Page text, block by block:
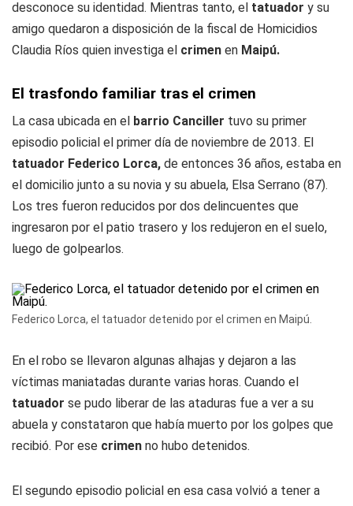
desconoce su identidad. Mientras tanto, el tatuador y su
amigo quedaron a disposición de la fiscal de Homicidios
Claudia Ríos quien investiga el crimen en Maipú.
El trasfondo familiar tras el crimen
La casa ubicada en el barrio Canciller tuvo su primer
episodio policial el primer día de noviembre de 2013. El
tatuador Federico Lorca, de entonces 36 años, estaba en
el domicilio junto a su novia y su abuela, Elsa Serrano (87).
Los tres fueron reducidos por dos delincuentes que
ingresaron por el patio trasero y los redujeron en el suelo,
luego de golpearlos.
Federico Lorca, el tatuador detenido por el crimen en Maipú.
En el robo se llevaron algunas alhajas y dejaron a las
víctimas maniatadas durante varias horas. Cuando el
tatuador se pudo liberar de las ataduras fue a ver a su
abuela y constataron que había muerto por los golpes que
recibió. Por ese crimen no hubo detenidos.
El segundo episodio policial en esa casa volvió a tener a